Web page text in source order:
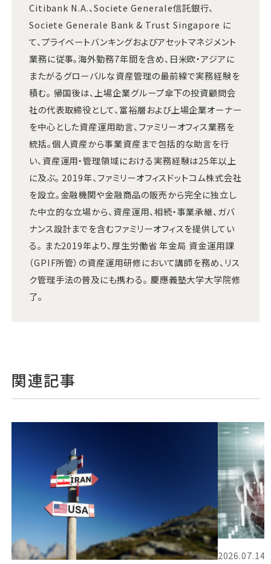
Citibank N.A.、Societe Generale信託銀行、
Societe Generale Bank & Trust Singapore に
て、プライベートバンキングおよびアセットマネジメント
業務に従事。海外勤務7年間を含め、日米欧・アジアに
またがるグローバルな資産管理の最前線で実務経験を
積む。 帰国後は、上場企業グループ傘下の投資顧問会
社の代表取締役として、富裕層および上場企業オーナー
を中心とした資産運用助言、ファミリーオフィス業務を
統括。個人資産から事業資産まで包括的な助言を行
い、資産運用・管理領域における実務経験は25年以上
に及ぶ。 2019年、ファミリーオフィスドットコム株式会社
を設立。金融機関や金融商品の販売から完全に独立し
た中立的な立場から、資産運用、相続・事業承継、ガバ
ナンス設計までを含むファミリーオフィスを提供してい
る。 また2019年より、厚生労働省 年金局 資金運用課
（GPIF所管）の資産運用研修において講師を務め、リス
ク管理手法の普及にも携わる。 慶應義塾大学大学院修
了。
関連記事
2026.07.14